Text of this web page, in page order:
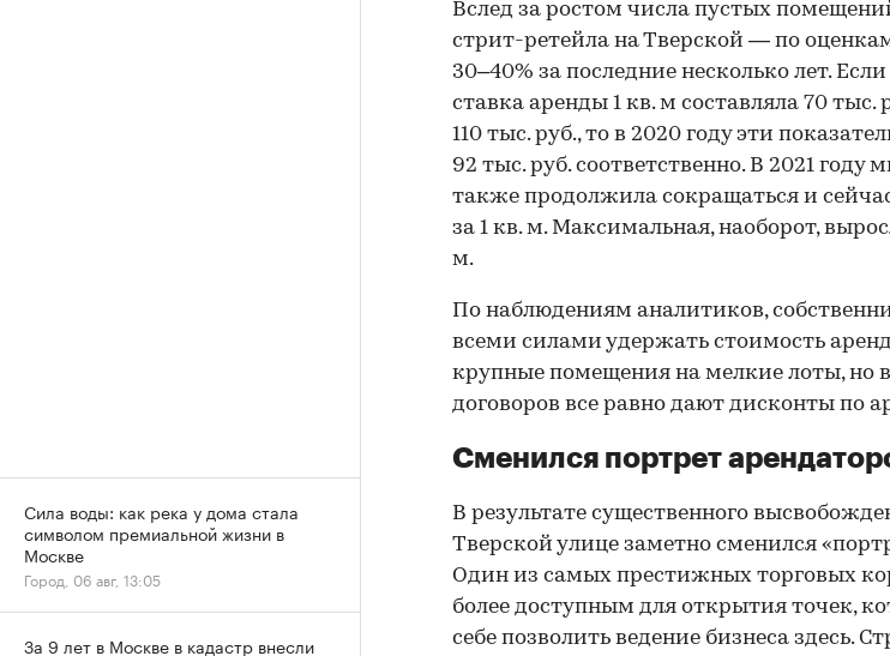
Вслед за ростом числа пустых
стрит-ретейла на Тверской — по
30–40% за последние несколько лет.
ставка аренды 1 кв. м составляла 70
110 тыс. руб., то в 2020 году эти
92 тыс. руб. соответственно. В 2021 году
также продолжила сокращаться и
за 1 кв. м. Максимальная, наоборот,
м.
По наблюдениям аналитиков,
всеми силами удержать стоимость
крупные помещения на мелкие лоты, но
договоров все равно дают дисконты по
Сменился портрет
В результате существенного
Тверской улице заметно сменился
Один из самых престижных торговых
более доступным для открытия точек,
себе позволить ведение бизнеса здесь.
Сила воды: как река у дома стала
символом премиальной жизни в
Москве
Город, 06 авг, 13:05
За 9 лет в Москве в кадастр внесли